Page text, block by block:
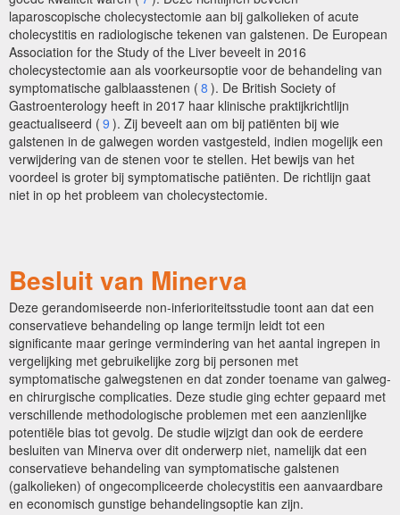
laparoscopische cholecystectomie aan bij galkolieken of acute
cholecystitis en radiologische tekenen van galstenen. De European
Association for the Study of the Liver beveelt in 2016
cholecystectomie aan als voorkeursoptie voor de behandeling van
symptomatische galblaasstenen ( 8 ). De British Society of
Gastroenterology heeft in 2017 haar klinische praktijkrichtlijn
geactualiseerd ( 9 ). Zij beveelt aan om bij patiënten bij wie
galstenen in de galwegen worden vastgesteld, indien mogelijk een
verwijdering van de stenen voor te stellen. Het bewijs van het
voordeel is groter bij symptomatische patiënten. De richtlijn gaat
niet in op het probleem van cholecystectomie.
Besluit van Minerva
Deze gerandomiseerde non-inferioriteitsstudie toont aan dat een
conservatieve behandeling op lange termijn leidt tot een
significante maar geringe vermindering van het aantal ingrepen in
vergelijking met gebruikelijke zorg bij personen met
symptomatische galwegstenen en dat zonder toename van galweg-
en chirurgische complicaties. Deze studie ging echter gepaard met
verschillende methodologische problemen met een aanzienlijke
potentiële bias tot gevolg. De studie wijzigt dan ook de eerdere
besluiten van Minerva over dit onderwerp niet, namelijk dat een
conservatieve behandeling van symptomatische galstenen
(galkolieken) of ongecompliceerde cholecystitis een aanvaardbare
en economisch gunstige behandelingsoptie kan zijn.